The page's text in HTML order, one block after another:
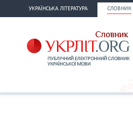
УКРАЇНСЬКА ЛІТЕРАТУРА СЛОВНИК